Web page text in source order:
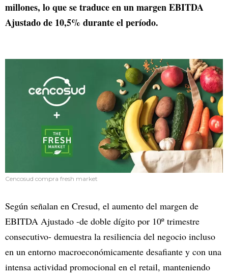
millones, lo que se traduce en un margen EBITDA
Ajustado de 10,5% durante el período.
Cencosud compra fresh market
Según señalan en Cresud, el aumento del margen de
EBITDA Ajustado -de doble dígito por 10º trimestre
consecutivo- demuestra la resiliencia del negocio incluso
en un entorno macroeconómicamente desafiante y con una
intensa actividad promocional en el retail, manteniendo